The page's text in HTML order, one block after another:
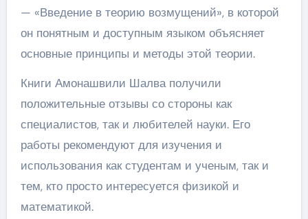
— «Введение в теорию возмущений», в которой
он понятным и доступным языком объясняет
основные принципы и методы этой теории.
Книги Амонашвили Шалва получили
положительные отзывы со стороны как
специалистов, так и любителей науки. Его
работы рекомендуют для изучения и
использования как студентам и ученым, так и
тем, кто просто интересуется физикой и
математикой.